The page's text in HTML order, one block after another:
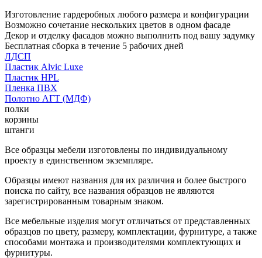
Изготовление гардеробных любого размера и конфигурации
Возможно сочетание нескольких цветов в одном фасаде
Декор и отделку фасадов можно выполнить под вашу задумку
Бесплатная сборка в течение 5 рабочих дней
ЛДСП
Пластик Alvic Luxe
Пластик HPL
Пленка ПВХ
Полотно АГТ (МДФ)
полки
корзины
штанги
Все образцы мебели изготовлены по индивидуальному
проекту в единственном экземпляре.
Образцы имеют названия для их различия и более быстрого
поиска по сайту, все названия образцов не являются
зарегистрированным товарным знаком.
Все мебельные изделия могут отличаться от представленных
образцов по цвету, размеру, комплектации, фурнитуре, а также
способами монтажа и производителями комплектующих и
фурнитуры.